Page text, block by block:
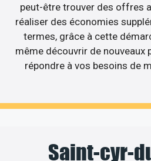
peut-être trouver des offres
réaliser des économies
termes, grâce à cette
même découvrir de nouveaux
répondre à vos besoins de
Saint-cyr-